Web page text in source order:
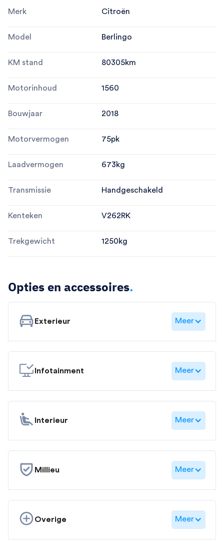
Merk Citroën
Model Berlingo
KM stand 80305km
Motorinhoud 1560
Bouwjaar 2018
Motorvermogen 75pk
Laadvermogen 673kg
Transmissie Handgeschakeld
Kenteken V262RK
Trekgewicht 1250kg
Opties en accessoires.
Exterieur Meer
Infotainment Meer
Interieur Meer
Millieu Meer
Overige Meer